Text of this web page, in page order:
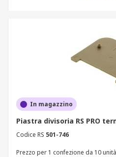
In magazzino
Piastra divisoria RS PRO
Codice RS 501-746
Prezzo per 1 confezione da 10 unità